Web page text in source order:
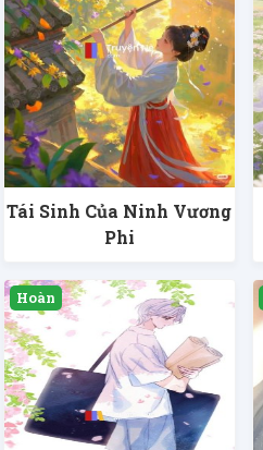
Tái Sinh Của Ninh Vương
Phi